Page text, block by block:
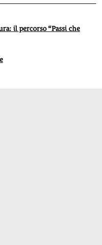
il percorso “Passi che